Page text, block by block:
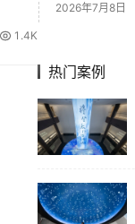
1.4K
2026年7月8日
热门案例